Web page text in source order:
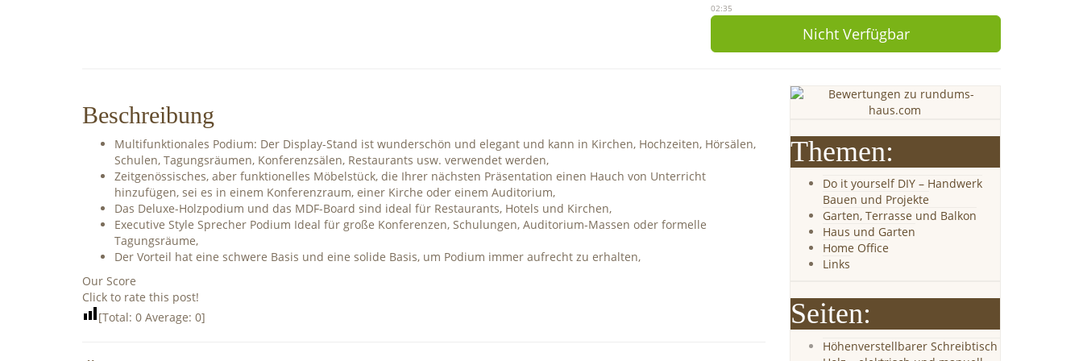
02:35
Nicht Verfügbar
Beschreibung
Multifunktionales Podium: Der Display-Stand ist wunderschön und elegant und kann in Kirchen, Hochzeiten, Hörsälen,
Schulen, Tagungsräumen, Konferenzsälen, Restaurants usw. verwendet werden,
Zeitgenössisches, aber funktionelles Möbelstück, die Ihrer nächsten Präsentation einen Hauch von Unterricht
hinzufügen, sei es in einem Konferenzraum, einer Kirche oder einem Auditorium,
Das Deluxe-Holzpodium und das MDF-Board sind ideal für Restaurants, Hotels und Kirchen,
Executive Style Sprecher Podium Ideal für große Konferenzen, Schulungen, Auditorium-Massen oder formelle
Tagungsräume,
Der Vorteil hat eine schwere Basis und eine solide Basis, um Podium immer aufrecht zu erhalten,
Our Score
Click to rate this post!
[Total: 0 Average: 0]
Themen:
Do it yourself DIY – Handwerk
Bauen und Projekte
Garten, Terrasse und Balkon
Haus und Garten
Home Office
Links
Seiten:
Höhenverstellbarer Schreibtisch